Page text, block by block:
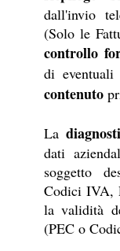
dall'invio
(Solo le
controllo
di eventuali
contenuto
La
dati
soggetto
Codici IVA,
la validità
(PEC o